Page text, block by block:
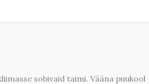
sobivaid taimi. Vääna puukool